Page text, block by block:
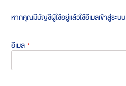
หากคุณมีบัญชีผู้ใช้อยู่แล้วใช้อีเมลเข้าสู่ระบบ
อีเมล